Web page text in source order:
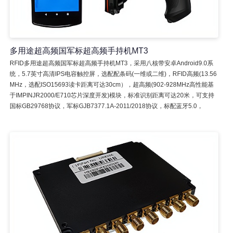
多用途超高频国军标超高频手持机MT3
RFID多用途超高频国军标超高频手持机MT3，采用八核带安卓Android9.0系
统，5.7英寸高清IPS电容触控屏，选配配条码(一维或二维)，RFID高频(13.56
MHz，选配ISO15693读卡距离可达30cm），超高频(902-928MHz高性能基
于IMPINJR2000/E710芯片深度开发)模块，标准识别距离可达20米，可支持
国标GB29768协议，军标GJB7377.1A-2011/2018协议，标配蓝牙5.0，